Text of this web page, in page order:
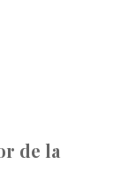
de la